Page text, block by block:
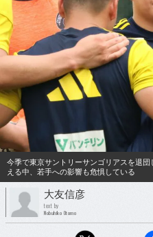
今季で東京サントリーサンゴリアスを退
える中、若手への影響も危惧している
大友信彦
text by
Nobuhiko Otomo